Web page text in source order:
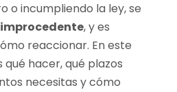
o incumpliendo la ley, se
, y es
reaccionar. En este
hacer, qué plazos
necesitas y cómo